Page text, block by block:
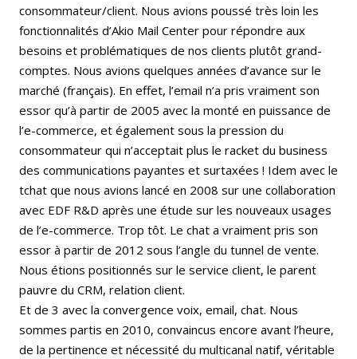
consommateur/client. Nous avions poussé très loin les
fonctionnalités d’Akio Mail Center pour répondre aux
besoins et problématiques de nos clients plutôt grand-
comptes. Nous avions quelques années d’avance sur le
marché (français). En effet, l’email n’a pris vraiment son
essor qu’à partir de 2005 avec la monté en puissance de
l’e-commerce, et également sous la pression du
consommateur qui n’acceptait plus le racket du business
des communications payantes et surtaxées ! Idem avec le
tchat que nous avions lancé en 2008 sur une collaboration
avec EDF R&D après une étude sur les nouveaux usages
de l’e-commerce. Trop tôt. Le chat a vraiment pris son
essor à partir de 2012 sous l’angle du tunnel de vente.
Nous étions positionnés sur le service client, le parent
pauvre du CRM, relation client.
Et de 3 avec la convergence voix, email, chat. Nous
sommes partis en 2010, convaincus encore avant l’heure,
de la pertinence et nécessité du multicanal natif, véritable